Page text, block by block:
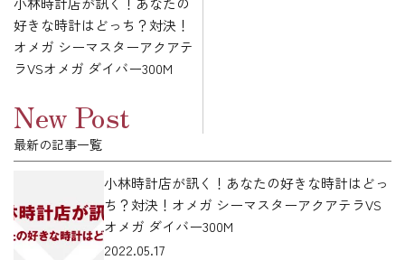
好きな時計はどっち？対決！
オメガ シーマスターアクアテ
ラVSオメガ ダイバー300M
New Post
最新の記事一覧
小林時計店が訊く！あなたの好きな時計はどっ
ち？対決！オメガ シーマスターアクアテラVS
オメガ ダイバー300M
2022.05.17